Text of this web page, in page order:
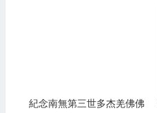
紀念南無第三世多杰羌佛佛